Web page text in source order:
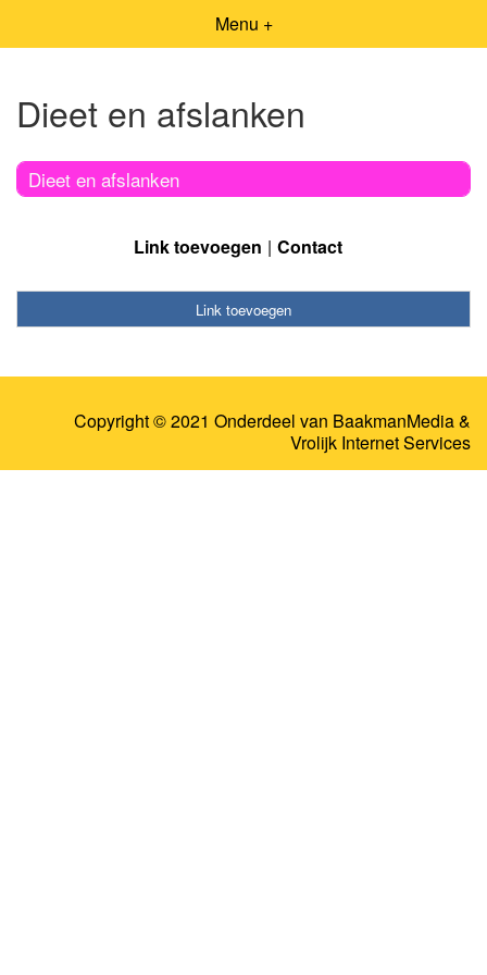
Menu +
Dieet en afslanken
Dieet en afslanken
Link toevoegen Contact
Link toevoegen
Copyright © 2021 Onderdeel van BaakmanMedia&
Vrolijk Internet Services